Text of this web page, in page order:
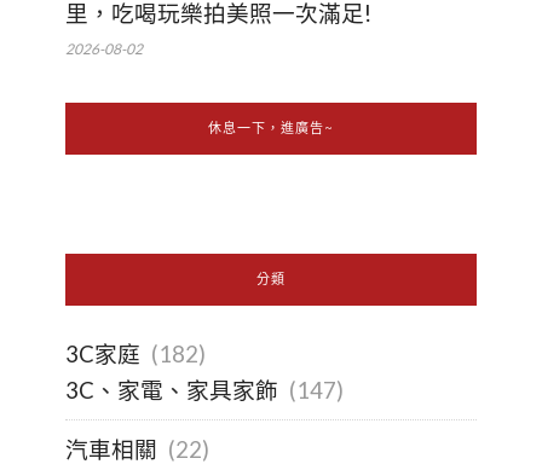
里，吃喝玩樂拍美照一次滿足!
2026-08-02
休息一下，進廣告~
分類
3C家庭 (182)
3C、家電、家具家飾 (147)
汽車相關 (22)